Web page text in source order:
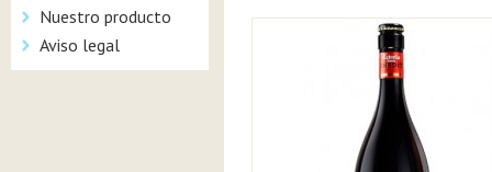
Nuestro producto
Aviso legal